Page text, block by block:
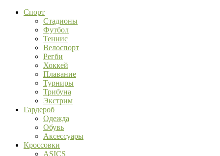
Спорт
Стадионы
Футбол
Теннис
Велоспорт
Регби
Хоккей
Плавание
Турниры
Трибуна
Экстрим
Гардероб
Одежда
Обувь
Аксессуары
Кроссовки
ASICS